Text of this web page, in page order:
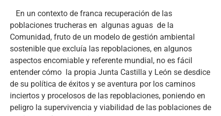
En un contexto de franca recuperación de las
poblaciones trucheras en algunas aguas de la
Comunidad, fruto de un modelo de gestión ambiental
sostenible que excluía las repoblaciones, en algunos
aspectos encomiable y referente mundial, no es fácil
entender cómo la propia Junta Castilla y León se desdice
de su política de éxitos y se aventura por los caminos
inciertos y procelosos de las repoblaciones, poniendo en
peligro la supervivencia y viabilidad de las poblaciones de